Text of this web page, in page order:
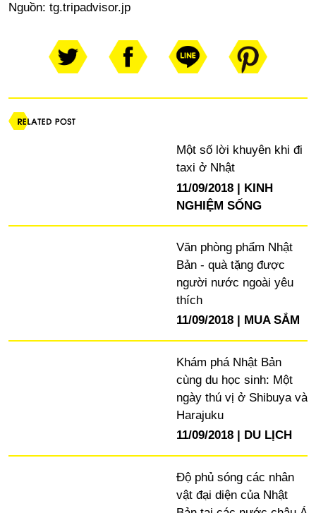
Nguồn: tg.tripadvisor.jp
Một số lời khuyên khi đi
taxi ở Nhật
11/09/2018
KINH
NGHIỆM SỐNG
Văn phòng phẩm Nhật
Bản - quà tặng được
người nước ngoài yêu
thích
11/09/2018
MUA SẮM
Khám phá Nhật Bản
cùng du học sinh: Một
ngày thú vị ở Shibuya và
Harajuku
11/09/2018
DU LỊCH
Độ phủ sóng các nhân
vật đại diện của Nhật